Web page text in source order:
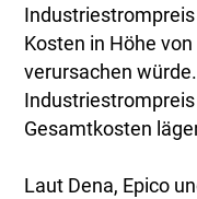
Kosten in Höhe
verursachen
Gesamtkosten
Laut Dena, Epico